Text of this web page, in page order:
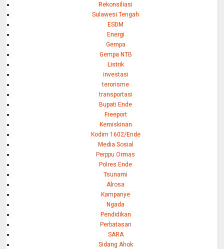
Rekonsiliasi
Sulawesi Tengah
ESDM
Energi
Gempa
Gempa NTB
Listrik
investasi
terorisme
transportasi
Bupati Ende
Freeport
Kemiskinan
Kodim 1602/Ende
Media Sosial
Perppu Ormas
Polres Ende
Tsunami
Alrosa
Kampanye
Ngada
Pendidikan
Perbatasan
SARA
Sidang Ahok